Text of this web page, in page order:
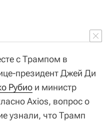
с Трампом в
президент Джей Ди
Рубио и министр
Axios, вопрос о
узнали, что Трамп